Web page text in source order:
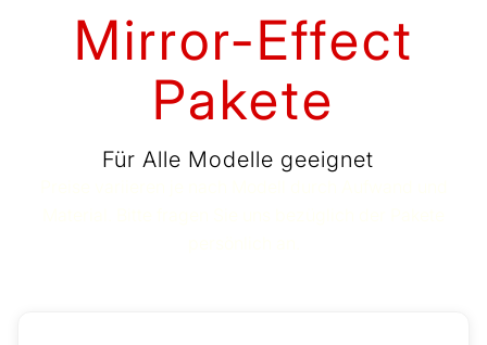
Mirror-Effect
Pakete
Für Alle Modelle geeignet